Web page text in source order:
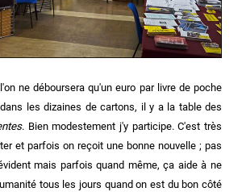
ne déboursera qu'un euro par livre de poche
les dizaines de cartons, il y a la table des
. Bien modestement j'y participe. C'est très
et parfois on reçoit une bonne nouvelle ; pas
mais parfois quand même, ça aide à ne
tous les jours quand on est du bon côté